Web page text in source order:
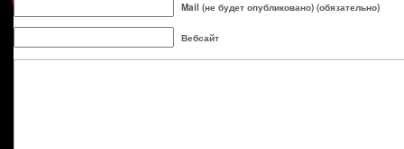
Mail (не будет опубликовано) (обязательно)
Вебсайт